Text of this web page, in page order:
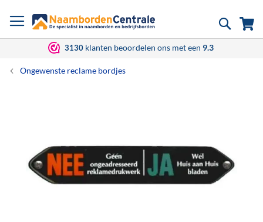
naar
Zoek
3130 klanten beoordelen ons met een 9.3
Ongewenste reclame bordjes
afbeeldingen-
gallerij